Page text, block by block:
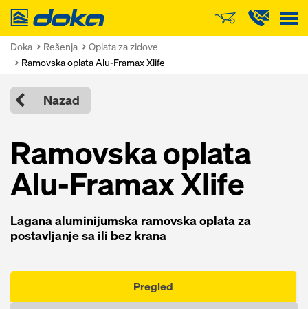
Doka
Doka Rešenja
Oplata za zidove
Ramovska oplata Alu-Framax Xlife
Nazad
Ramovska oplata
Alu-Framax Xlife
Lagana aluminijumska ramovska oplata za
postavljanje sa ili bez krana
Pregled